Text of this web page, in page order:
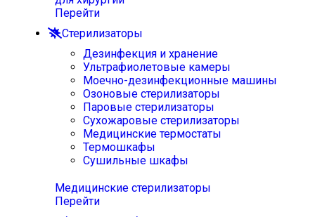
Перейти
Стерилизаторы
Дезинфекция и хранение
Ультрафиолетовые камеры
Моечно-дезинфекционные машины
Озоновые стерилизаторы
Паровые стерилизаторы
Сухожаровые стерилизаторы
Медицинские термостаты
Термошкафы
Сушильные шкафы
Медицинские стерилизаторы
Перейти